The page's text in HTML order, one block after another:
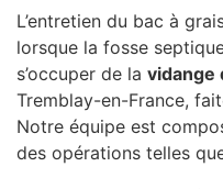
L’entretien du bac à
lorsque la fosse
s’occuper de la vidange
Tremblay-en-France,
Notre équipe est
des opérations telles